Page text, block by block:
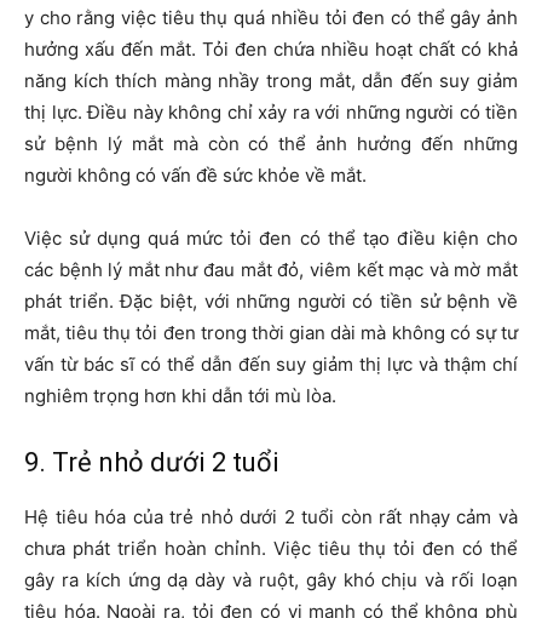
y cho rằng việc tiêu thụ quá nhiều tỏi đen có thể gây ảnh
hưởng xấu đến mắt. Tỏi đen chứa nhiều hoạt chất có khả
năng kích thích màng nhầy trong mắt, dẫn đến suy giảm
thị lực. Điều này không chỉ xảy ra với những người có tiền
sử bệnh lý mắt mà còn có thể ảnh hưởng đến những
người không có vấn đề sức khỏe về mắt.
Việc sử dụng quá mức tỏi đen có thể tạo điều kiện cho
các bệnh lý mắt như đau mắt đỏ, viêm kết mạc và mờ mắt
phát triển. Đặc biệt, với những người có tiền sử bệnh về
mắt, tiêu thụ tỏi đen trong thời gian dài mà không có sự tư
vấn từ bác sĩ có thể dẫn đến suy giảm thị lực và thậm chí
nghiêm trọng hơn khi dẫn tới mù lòa.
9. Trẻ nhỏ dưới 2 tuổi
Hệ tiêu hóa của trẻ nhỏ dưới 2 tuổi còn rất nhạy cảm và
chưa phát triển hoàn chỉnh. Việc tiêu thụ tỏi đen có thể
gây ra kích ứng dạ dày và ruột, gây khó chịu và rối loạn
tiêu hóa. Ngoài ra, tỏi đen có vị mạnh có thể không phù